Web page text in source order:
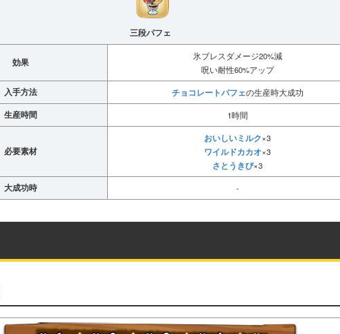
三段パフェ
効果
氷ブレスダメージ20%減
呪い耐性60%アップ
入手方法 チョコレートパフェの生産時大成功
生産時間 1時間
必要素材
おいしいミルク×3
ワイルドカカオ×3
さとうきび×3
大成功時 -